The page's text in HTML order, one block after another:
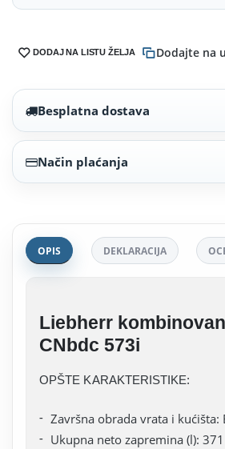
DODAJ NA LISTU ŽELJA Dodajte na
Besplatna dostava
Način plaćanja
OPIS DEKLARACIJA
Liebherr
CNbdc 573i
OPŠTE KARAKTERISTIKE:
Završna obrada vrata i kućišta:
Ukupna neto zapremina (l): 371